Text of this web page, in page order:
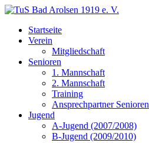
Startseite
Verein
Mitgliedschaft
Senioren
1. Mannschaft
2. Mannschaft
Training
Ansprechpartner Senioren
Jugend
A-Jugend (2007/2008)
B-Jugend (2009/2010)